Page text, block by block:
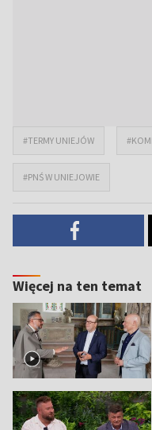
#TERMY UNIEJÓW
#PNŚ W UNIEJOWIE
Więcej na ten temat